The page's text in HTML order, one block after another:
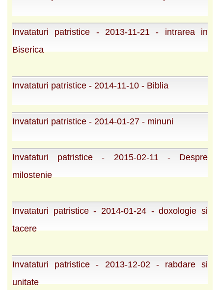
Invataturi patristice - 2013-11-21 - intrarea in
Biserica
Invataturi patristice - 2014-11-10 - Biblia
Invataturi patristice - 2014-01-27 - minuni
Invataturi patristice - 2015-02-11 - Despre
milostenie
Invataturi patristice - 2014-01-24 - doxologie si
tacere
Invataturi patristice - 2013-12-02 - rabdare si
unitate